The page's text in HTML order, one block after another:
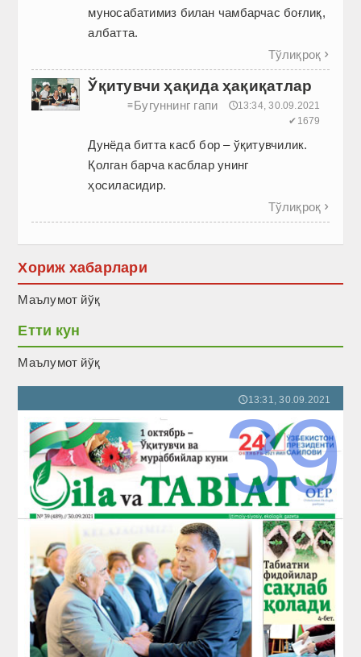
муносабатимиз билан чамбарчас боғлиқ,
албатта.
Тўлиқроқ 
Ўқитувчи ҳақида ҳақиқатлар
≡Бугуннинг гапи
🕔13:34, 30.09.2021
✔1679
Дунёда битта касб бор – ўқитувчилик.
Қолган барча касблар унинг
ҳосиласидир.
Тўлиқроқ 
Хориж хабарлари
Маълумот йўқ
Етти кун
Маълумот йўқ
🕔13:31, 30.09.2021
39